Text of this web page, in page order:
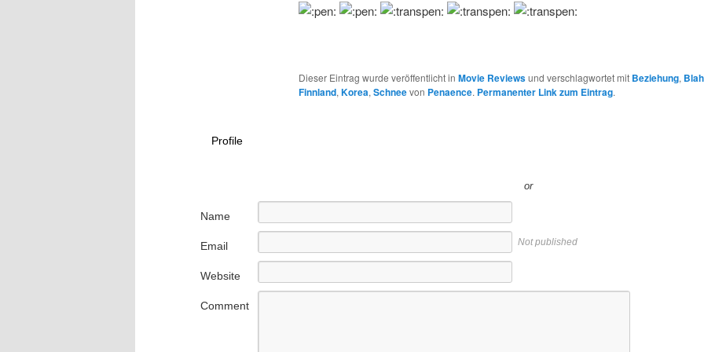
Dieser Eintrag wurde veröffentlicht in Movie Reviewsund verschlagwortet mit Beziehung, Blah
Finnland, Korea, Schneevon Penaence. Permanenter Link zum Eintrag.
Profile
or
Name
Email Not published
Website
Comment